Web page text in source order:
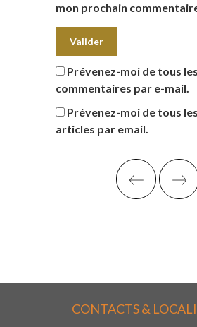
mon prochain
Prévenez-moi de tous
commentaires par e-mail.
Prévenez-moi de tous
articles par email.
CONTACTS &